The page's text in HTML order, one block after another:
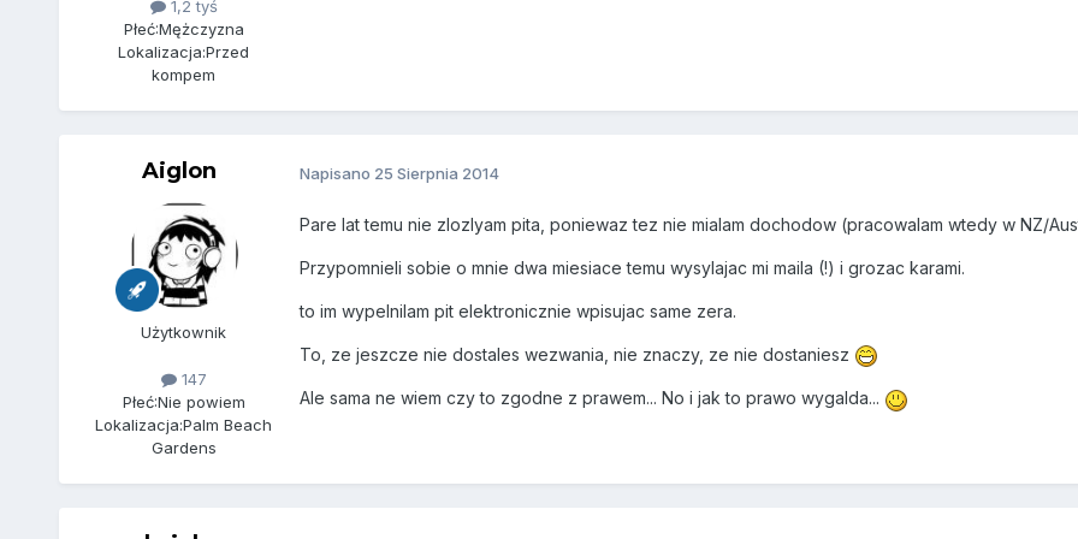
1,2 tyś
Płeć:Mężczyzna
Lokalizacja:Przed
kompem
Aiglon
Użytkownik
147
Płeć:Nie powiem
Lokalizacja:Palm Beach
Gardens
Napisano 25 Sierpnia 2014
Pare lat temu nie zlozlyam pita, poniewaz tez nie mialam dochodow (pracowalam wtedy w NZ/
Przypomnieli sobie o mnie dwa miesiace temu wysylajac mi maila (!) i grozac karami.
to im wypelnilam pit elektronicznie wpisujac same zera.
To, ze jeszcze nie dostales wezwania, nie znaczy, ze nie dostaniesz
Ale sama ne wiem czy to zgodne z prawem... No i jak to prawo wygalda...